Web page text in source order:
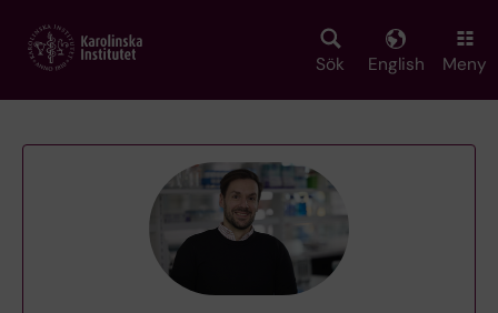
main
Sök English Meny